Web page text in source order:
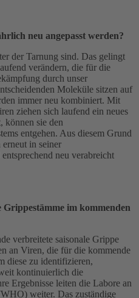
neu angepasst werden?
der Tarnung sind. Das gelingt
verändern, die für die
durch unser
Moleküle sitzen auf
immer neu kombiniert. Mit
ziehen sich laufend ein neues
können sie den
entgehen. Aus diesem Grund
in seiner
neu verabreicht
Grippestämme im kommenden
verbreitete saisonale Grippe
an Viren, die für die kommende
diese zu identifizieren,
kontinuierlich die
Ergebnisse leiten die Labore an
weiter. Das zuständige